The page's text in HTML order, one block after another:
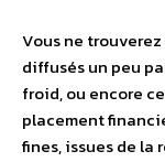
Vous ne
diffusés un peu
froid, ou encore
placement
fines, issues de la